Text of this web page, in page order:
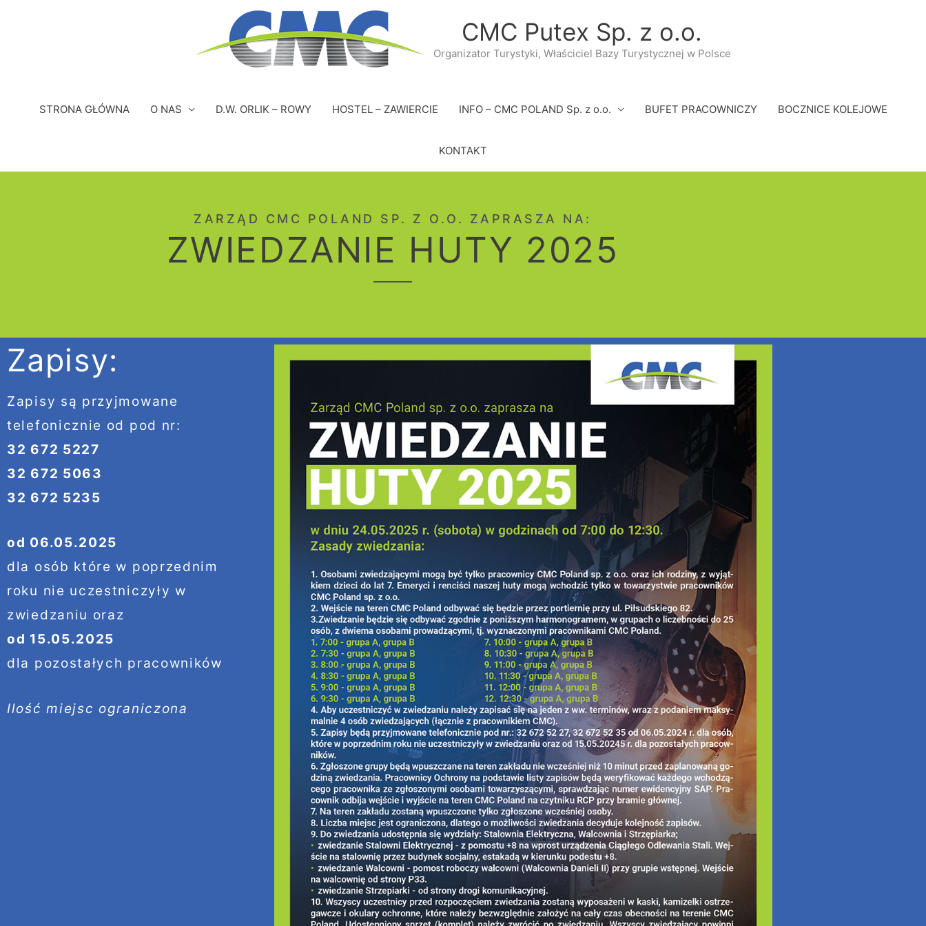
CMC Putex Sp. z o.o.
Organizator Turystyki, Właściciel Bazy Turystycznej w Polsce
STRONA GŁÓWNA O NAS D.W. ORLIK – ROWY HOSTEL – ZAWIERCIE INFO – CMC POLAND Sp. z o.o. BUFET PRACOWNICZY BOCZNICE KOLEJOWE
KONTAKT
ZARZĄD CMC POLAND SP. Z O.O. ZAPRASZA NA:
ZWIEDZANIE HUTY 2025
Zapisy:
Zapisy są przyjmowane
telefonicznie od pod nr:
32 672 5227
32 672 5063
32 672 5235
od 06.05.2025
dla osób które w poprzednim
roku nie uczestniczyły w
zwiedzaniu oraz
od 15.05.2025
dla pozostałych pracowników
Ilość miejsc ograniczona